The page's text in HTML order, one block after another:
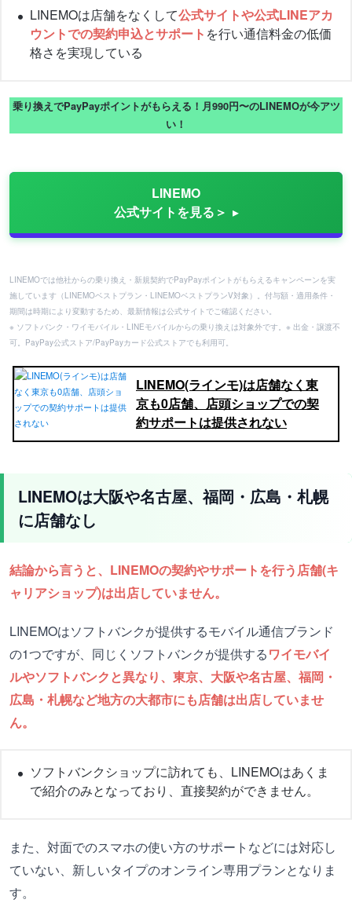
LINEMOは店舗をなくして公式サイトや公式LINEアカ
ウントでの契約申込とサポート を行い通信料金の低価
格さを実現している
乗り換えでPayPayポイントがもらえる！月990円〜のLINEMOが今アツ
い！
LINEMO
公式サイトを見る＞
LINEMOでは他社からの乗り換え・新規契約でPayPayポイントがもらえるキャンペーンを実
施しています（LINEMOベストプラン・LINEMOベストプランV対象）。付与額・適用条件・
期間は時期により変動するため、最新情報は公式サイトでご確認ください。
※ ソフトバンク・ワイモバイル・LINEモバイルからの乗り換えは対象外です。※ 出金・譲渡不
可。PayPay公式ストア/PayPayカード公式ストアでも利用可。
LINEMO(ラインモ)は店舗なく東
京も0店舗、店頭ショップでの契
約サポートは提供されない
LINEMOは大阪や名古屋、福岡・広島・札幌
に店舗なし
結論から言うと、LINEMOの契約やサポートを行う店舗(キ
ャリアショップ)は出店していません。
LINEMOはソフトバンクが提供するモバイル通信ブランド
の1つですが、同じくソフトバンクが提供するワイモバイ
ルやソフトバンクと異なり、東京、大阪や名古屋、福岡・
広島・札幌など地方の大都市にも店舗は出店していませ
ん。
ソフトバンクショップに訪れても、LINEMOはあくま
で紹介のみとなっており、直接契約ができません。
また、対面でのスマホの使い方のサポートなどには対応し
ていない、新しいタイプのオンライン専用プランとなりま
す。